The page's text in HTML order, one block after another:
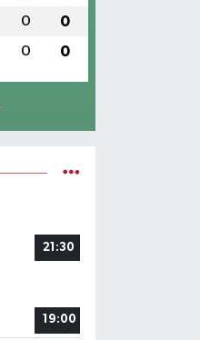
0 0
0 0
21:30
19:00